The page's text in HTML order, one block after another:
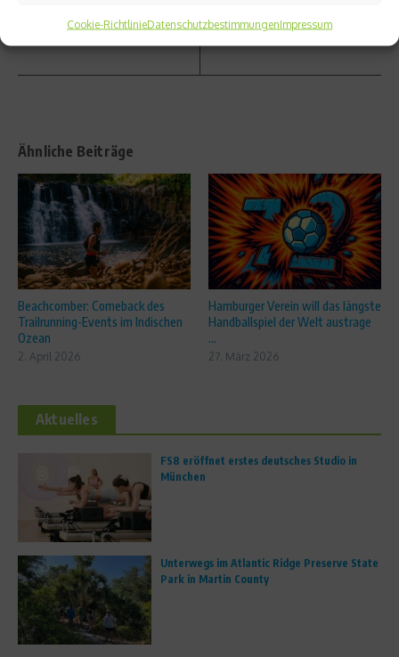
Cookie-RichtlinieDatenschutzbestimmungenImpressum
WM
Ähnliche Beiträge
Beachcomber: Comeback des
Trailrunning-Events im Indischen
Ozean
2. April 2026
Hamburger Verein will das längste
Handballspiel der Welt austrage
...
27. März 2026
Aktuelles
FS8 eröffnet erstes deutsches Studio in
München
Unterwegs im Atlantic Ridge Preserve State
Park in Martin County